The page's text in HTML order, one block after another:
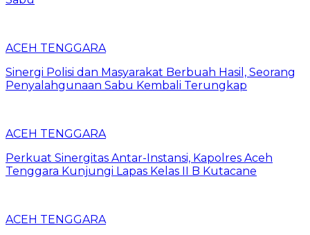
ACEH TENGGARA
Sinergi Polisi dan Masyarakat Berbuah Hasil, Seorang
Penyalahgunaan Sabu Kembali Terungkap
ACEH TENGGARA
Perkuat Sinergitas Antar-Instansi, Kapolres Aceh
Tenggara Kunjungi Lapas Kelas II B Kutacane
ACEH TENGGARA